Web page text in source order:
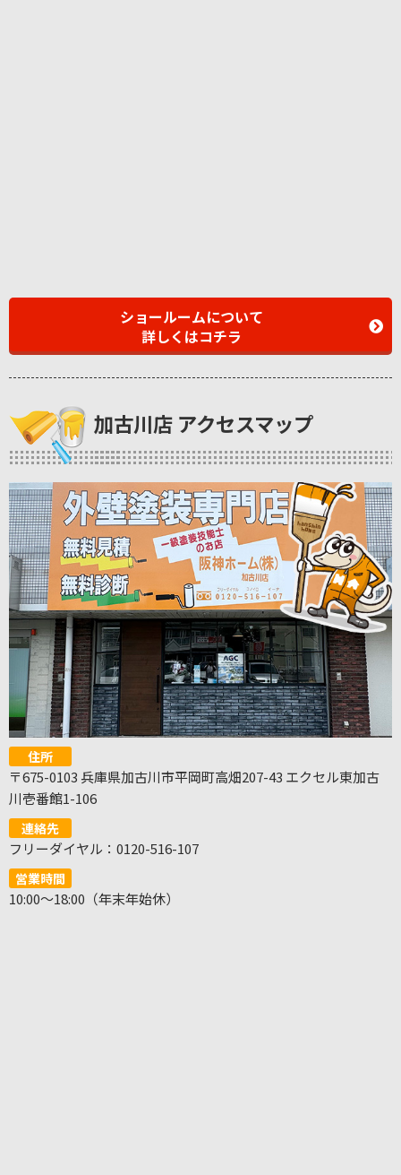
ショールームについて
詳しくはコチラ
加古川店 アクセスマップ
住所
〒675-0103 兵庫県加古川市平岡町高畑207-43 エクセル東加古
川壱番館1-106
連絡先
フリーダイヤル：0120-516-107
営業時間
10:00～18:00（年末年始休）